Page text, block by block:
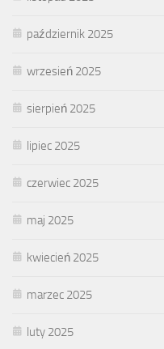
październik 2025
wrzesień 2025
sierpień 2025
lipiec 2025
czerwiec 2025
maj 2025
kwiecień 2025
marzec 2025
luty 2025